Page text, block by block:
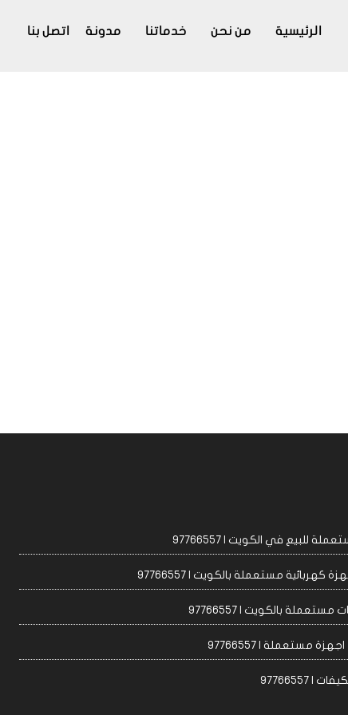
الرئيسية من نحن خدماتنا مدونة اتصل بنا
للبيع في الكويت | 97766557
كهربائية مستعملة بالكويت | 97766557
بالكويت | 97766557
مستعملة | 97766557
97766557